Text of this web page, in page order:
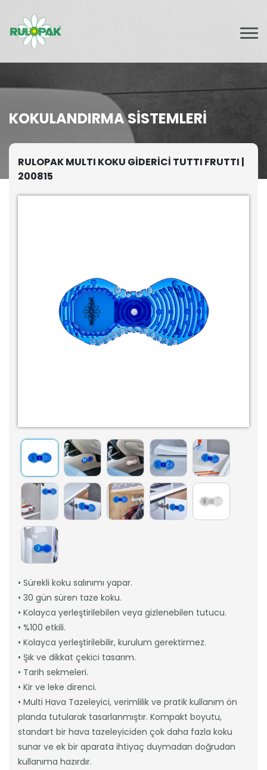
KOKULANDIRMA SISTEMLERI
RULOPAK MULTI KOKU GİDERİCİ TUTTI FRUTTI |
200815
• Sürekli koku salınımı yapar.
• 30 gün süren taze koku.
• Kolayca yerleştirilebilen veya gizlenebilen tutucu.
• %100 etkili.
• Kolayca yerleştirilebilir, kurulum gerektirmez.
• Şık ve dikkat çekici tasarım.
• Tarih sekmeleri.
• Kir ve leke direnci.
• Multi Hava Tazeleyici, verimlilik ve pratik kullanım ön
planda tutularak tasarlanmıştır. Kompakt boyutu,
standart bir hava tazeleyiciden çok daha fazla koku
sunar ve ek bir aparata ihtiyaç duymadan doğrudan
kullanıma hazırdır.